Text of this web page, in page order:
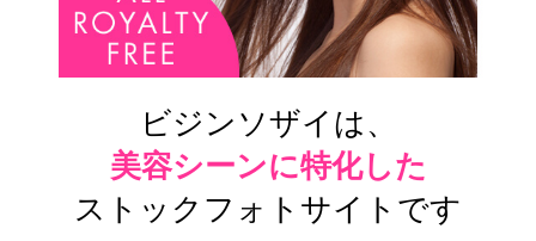
ビジンソザイは、
美容シーンに特化した
ストックフォトサイトです